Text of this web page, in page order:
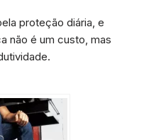
proteção diária, e
não é um custo, mas